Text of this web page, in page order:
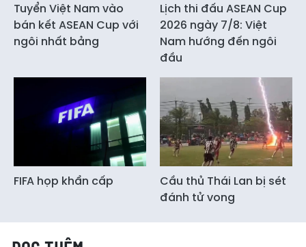
Tuyển Việt Nam vào
bán kết ASEAN Cup với
ngôi nhất bảng
Lịch thi đấu ASEAN Cup
2026 ngày 7/8: Việt
Nam hướng đến ngôi
đầu
FIFA họp khẩn cấp
Cầu thủ Thái Lan bị sét
đánh tử vong